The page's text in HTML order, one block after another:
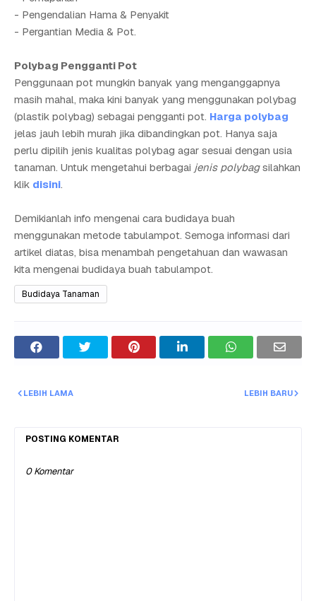
- Pengendalian Hama & Penyakit
- Pergantian Media & Pot.
Polybag Pengganti Pot
Penggunaan pot mungkin banyak yang menganggapnya
masih mahal, maka kini banyak yang menggunakan polybag
(plastik polybag) sebagai pengganti pot. Harga polybag
jelas jauh lebih murah jika dibandingkan pot. Hanya saja
perlu dipilih jenis kualitas polybag agar sesuai dengan usia
tanaman. Untuk mengetahui berbagai jenis polybagsilahkan
klik disini.
Demikianlah info mengenai cara budidaya buah
menggunakan metode tabulampot. Semoga informasi dari
artikel diatas, bisa menambah pengetahuan dan wawasan
kita mengenai budidaya buah tabulampot.
Budidaya Tanaman
LEBIH BARU
LEBIH LAMA
POSTING KOMENTAR
0 Komentar